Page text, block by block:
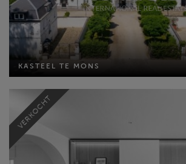
KASTEEL TE MONS
KASTEEL TE MONS
Bewoonbare opp: 569 m²
Perceel opp: 4444 m²
Slaapkamers: 8
VERKOCHT